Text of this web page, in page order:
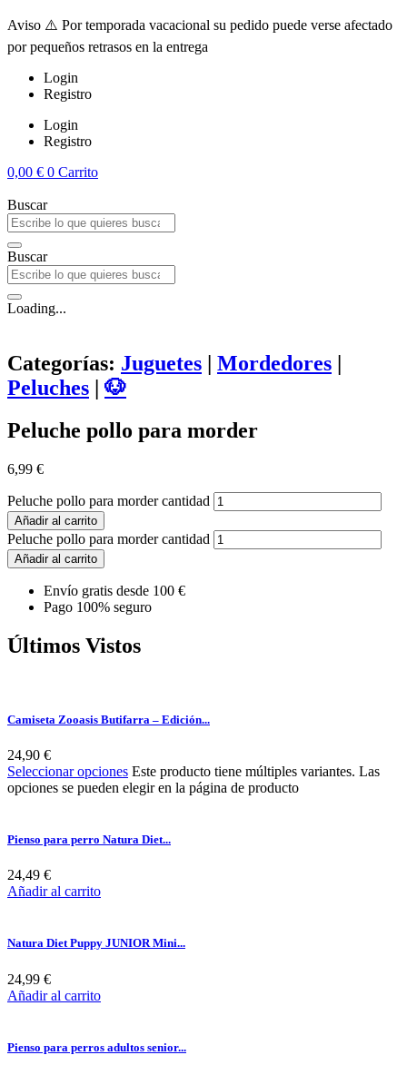
Aviso ⚠️ Por temporada vacacional su pedido puede verse afectado
por pequeños retrasos en la entrega
Login
Registro
Login
Registro
0,00 € 0 Carrito
Buscar
Buscar
Loading...
Categorías: Juguetes | Mordedores |
Peluches | 🐶
Peluche pollo para morder
6,99 €
Peluche pollo para morder cantidad
Añadir al carrito
Peluche pollo para morder cantidad
Añadir al carrito
Envío gratis desde 100 €
Pago 100% seguro
Últimos Vistos
Camiseta Zooasis Butifarra – Edición...
24,90 €
Seleccionar opciones Este producto tiene múltiples variantes. Las
opciones se pueden elegir en la página de producto
Pienso para perro Natura Diet...
24,49 €
Añadir al carrito
Natura Diet Puppy JUNIOR Mini...
24,99 €
Añadir al carrito
Pienso para perros adultos senior...